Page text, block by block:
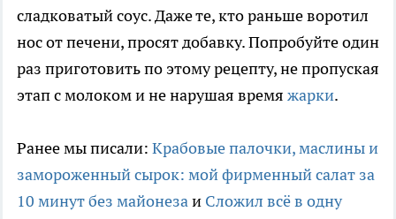
сладковатый соус. Даже те, кто раньше воротил
нос от печени, просят добавку. Попробуйте один
раз приготовить по этому рецепту, не пропуская
этап с молоком и не нарушая время жарки.
Ранее мы писали: Крабовые палочки, маслины и
замороженный сырок: мой фирменный салат за
10 минут без майонезаи Сложил всё в одну